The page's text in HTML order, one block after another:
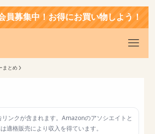
！お得にお買い物しよう！
まとめ
ンクが含まれます。Amazonのアソシエイトと
適格販売により収入を得ています。